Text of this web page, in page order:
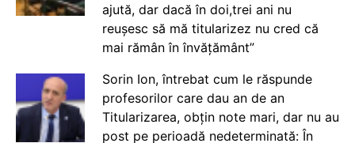
ajută, dar dacă în doi,trei ani nu
reușesc să mă titularizez nu cred că
mai rămân în învățământ”
Sorin Ion, întrebat cum le răspunde
profesorilor care dau an de an
Titularizarea, obțin note mari, dar nu au
post pe perioadă nedeterminată: În